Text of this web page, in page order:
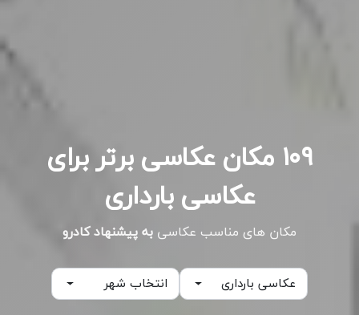
۱۰۹ مکان عکاسی برتر برای
عکاسی بارداری
مکان های مناسب عکاسی به پیشنهاد کادرو
عکاسی بارداری انتخاب شهر